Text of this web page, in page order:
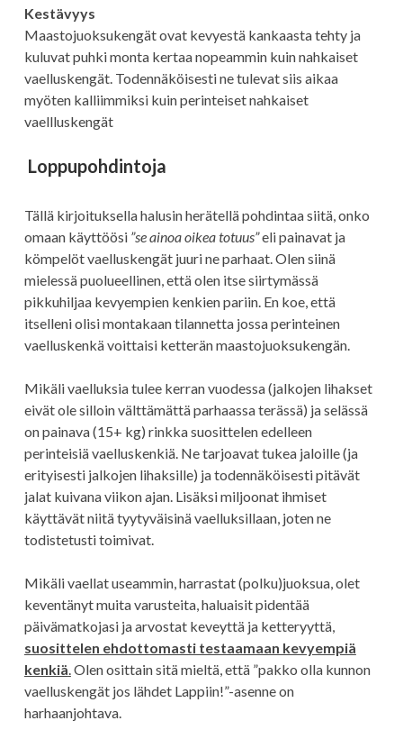
Kestävyys
Maastojuoksukengät ovat kevyestä kankaasta tehty ja
kuluvat puhki monta kertaa nopeammin kuin nahkaiset
vaelluskengät. Todennäköisesti ne tulevat siis aikaa
myöten kalliimmiksi kuin perinteiset nahkaiset
vaellluskengät
Loppupohdintoja
Tällä kirjoituksella halusin herätellä pohdintaa siitä, onko
omaan käyttöösi ”se ainoa oikea totuus”eli painavat ja
kömpelöt vaelluskengät juuri ne parhaat. Olen siinä
mielessä puolueellinen, että olen itse siirtymässä
pikkuhiljaa kevyempien kenkien pariin. En koe, että
itselleni olisi montakaan tilannetta jossa perinteinen
vaelluskenkä voittaisi ketterän maastojuoksukengän.
Mikäli vaelluksia tulee kerran vuodessa (jalkojen lihakset
eivät ole silloin välttämättä parhaassa terässä) ja selässä
on painava (15+ kg) rinkka suosittelen edelleen
perinteisiä vaelluskenkiä. Ne tarjoavat tukea jaloille (ja
erityisesti jalkojen lihaksille) ja todennäköisesti pitävät
jalat kuivana viikon ajan. Lisäksi miljoonat ihmiset
käyttävät niitä tyytyväisinä vaelluksillaan, joten ne
todistetusti toimivat.
Mikäli vaellat useammin, harrastat (polku)juoksua, olet
keventänyt muita varusteita, haluaisit pidentää
päivämatkojasi ja arvostat keveyttä ja ketteryyttä,
suosittelen ehdottomasti testaamaan kevyempiä
kenkiä.Olen osittain sitä mieltä, että ”pakko olla kunnon
vaelluskengät jos lähdet Lappiin!”-asenne on
harhaanjohtava.